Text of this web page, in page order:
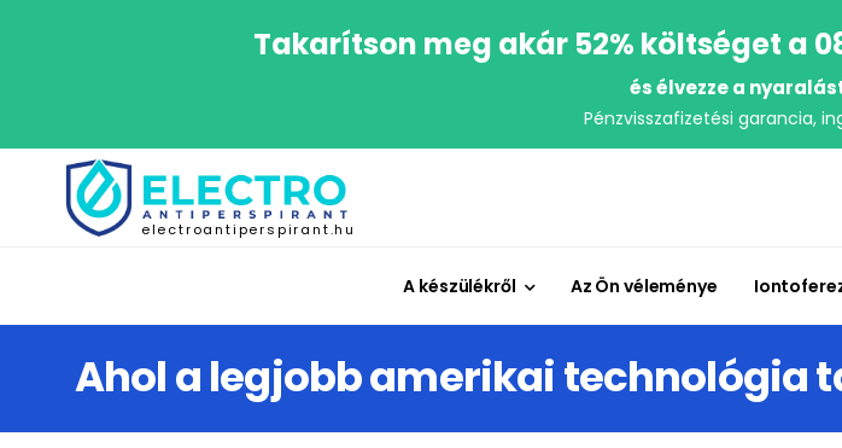
Takarítson meg akár 52% költséget a
és élvezze a
Pénzvisszafizetési garancia,
electroantiperspirant.hu
A készülékről Az Ön véleménye
Ahol a legjobb amerikai technológia